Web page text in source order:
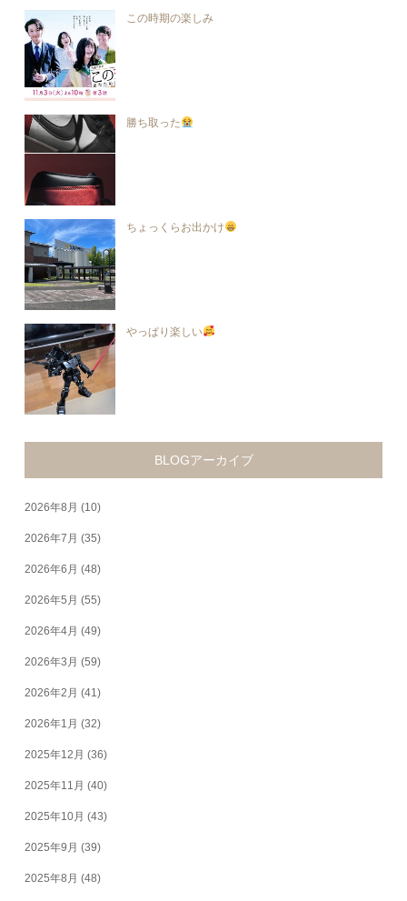
この時期の楽しみ
勝ち取った
ちょっくらお出かけ
やっぱり楽しい
BLOGアーカイブ
2026年8月 (10)
2026年7月 (35)
2026年6月 (48)
2026年5月 (55)
2026年4月 (49)
2026年3月 (59)
2026年2月 (41)
2026年1月 (32)
2025年12月 (36)
2025年11月 (40)
2025年10月 (43)
2025年9月 (39)
2025年8月 (48)